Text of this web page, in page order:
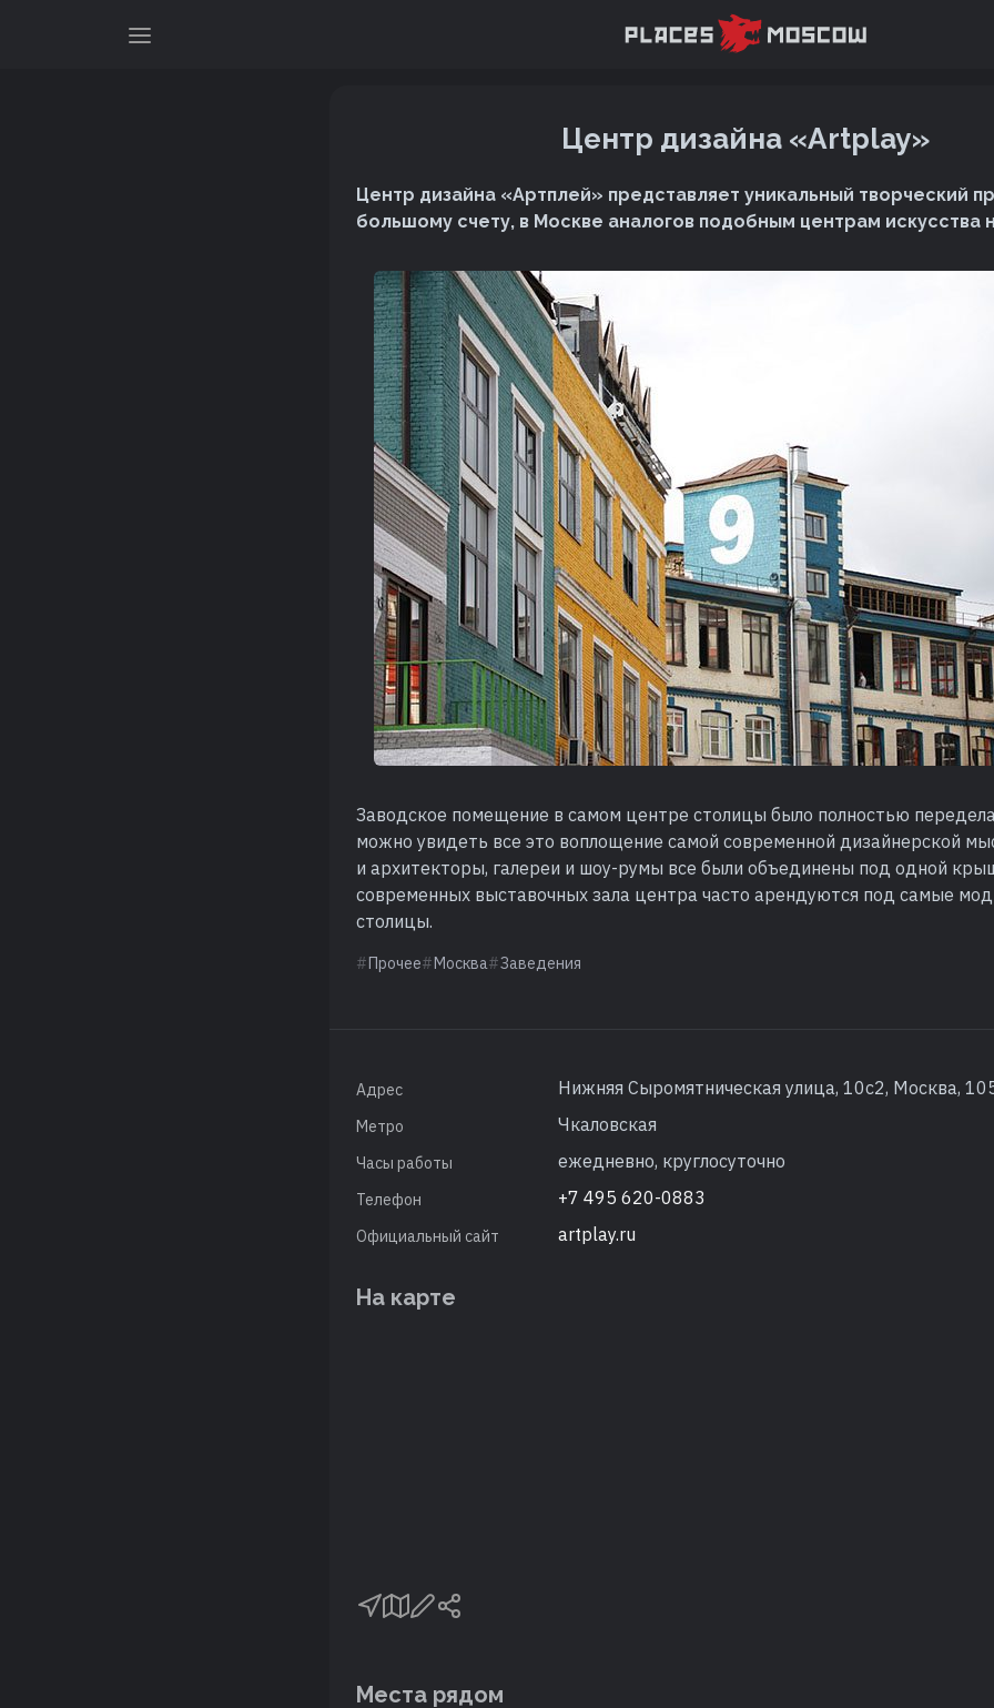
Центр дизайна «Artplay»
Центр дизайна «Артплей» представляет уникальный творческий
большому счету, в Москве аналогов подобным центрам искусства
Заводское помещение в самом центре столицы было полностью
можно увидеть все это воплощение самой современной дизайнерской
и архитекторы, галереи и шоу-румы все были объединены под одной
современных выставочных зала центра часто арендуются под самые
столицы.
Прочее Москва Заведения
Адрес Нижняя Сыромятническая улица, 10с2, Москва,
Метро Чкаловская
Часы работы ежедневно, круглосуточно
Телефон +7 495 620-0883
Официальный сайт artplay.ru
На карте
Места рядом